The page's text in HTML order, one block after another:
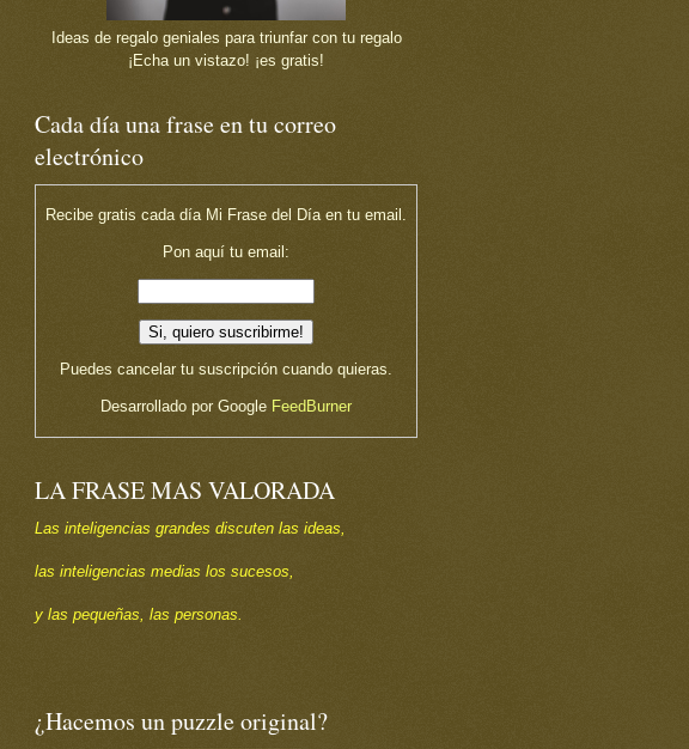
Ideas de regalo geniales para triunfar con tu regalo
¡Echa un vistazo! ¡es gratis!
Cada día una frase en tu correo
electrónico
Recibe gratis cada día Mi Frase del Día en tu email.
Pon aquí tu email:
Puedes cancelar tu suscripción cuando quieras.
Desarrollado por Google FeedBurner
LA FRASE MAS VALORADA
Las inteligencias grandes discuten las ideas,
las inteligencias medias los sucesos,
y las pequeñas, las personas.
¿Hacemos un puzzle original?